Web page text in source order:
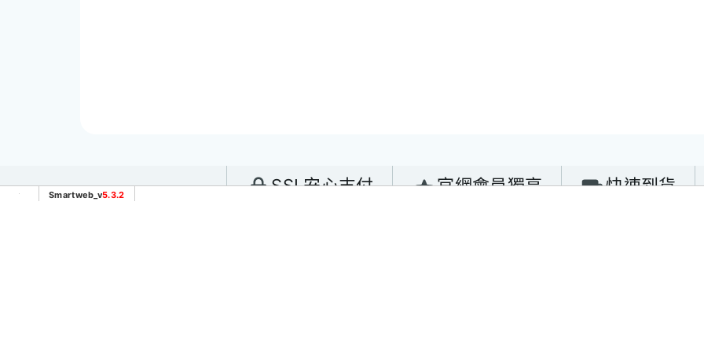
SSL安心支付 官網會員獨享 快速到貨
Smartweb_v5.3.2